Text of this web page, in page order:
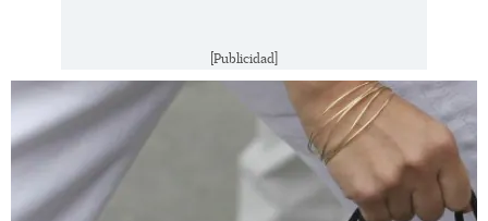
[Publicidad]